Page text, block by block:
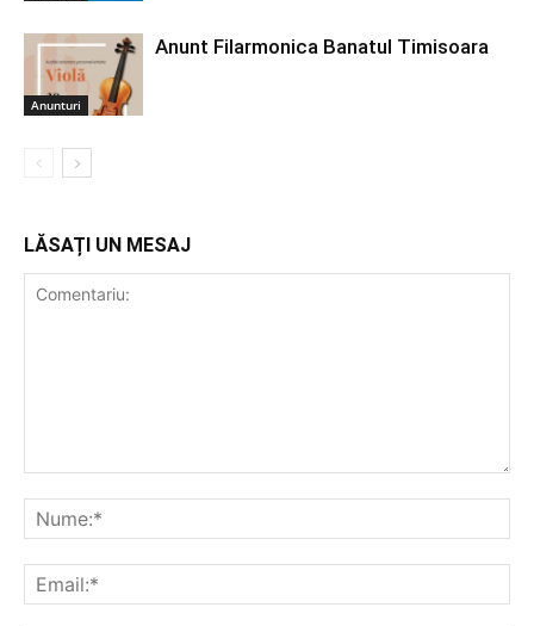
Anunturi
Anunt Filarmonica Banatul Timisoara
LĂSAȚI UN MESAJ